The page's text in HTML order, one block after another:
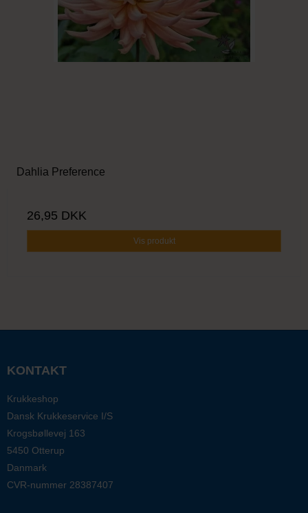
Dahlia Preference
26,95 DKK
Vis produkt
KONTAKT
Krukkeshop
Dansk Krukkeservice I/S
Krogsbøllevej 163
5450 Otterup
Danmark
CVR-nummer 28387407